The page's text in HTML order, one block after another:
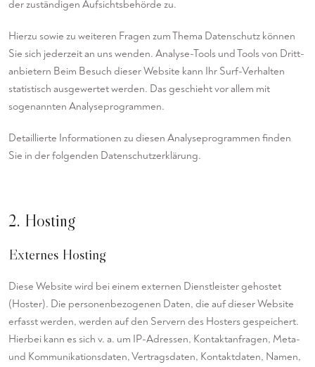
der zuständigen Aufsichtsbehörde zu.
Hierzu sowie zu weiteren Fragen zum Thema Datenschutz können
Sie sich jederzeit an uns wenden. Analyse-Tools und Tools von Dritt­
anbietern Beim Besuch dieser Website kann Ihr Surf-Verhalten
statistisch ausgewertet werden. Das geschieht vor allem mit
sogenannten Analyseprogrammen.
Detaillierte Informationen zu diesen Analyseprogrammen finden
Sie in der folgenden Datenschutzerklärung.
2. Hosting
Externes Hosting
Diese Website wird bei einem externen Dienstleister gehostet
(Hoster). Die personenbezogenen Daten, die auf dieser Website
erfasst werden, werden auf den Servern des Hosters gespeichert.
Hierbei kann es sich v. a. um IP-Adressen, Kontaktanfragen, Meta-
und Kommunikationsdaten, Vertragsdaten, Kontaktdaten, Namen,